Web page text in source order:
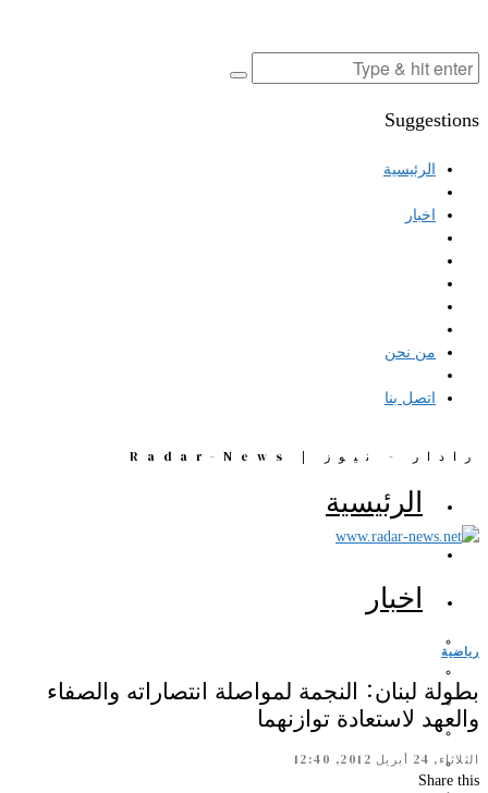
Suggestions
الرئيسية
اخبار
من نحن
اتصل بنا
رادار - نيوز | Radar-News
الرئيسية
اخبار
رياضية
بطولة لبنان: النجمة لمواصلة انتصاراته والصفاء
والعهد لاستعادة توازنهما
الثلاثاء, 24 أبريل 2012, 12:40
Share this